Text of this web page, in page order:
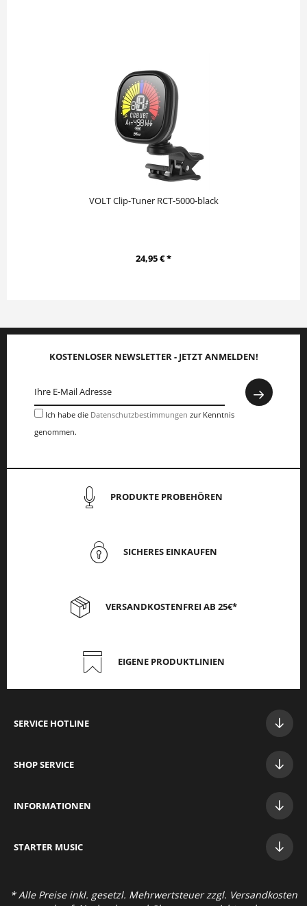
VOLT Clip-Tuner RCT-5000-black
24,95 € *
KOSTENLOSER NEWSLETTER - JETZT ANMELDEN!
Ich habe die Datenschutzbestimmungen zur Kenntnis
genommen.
PRODUKTE PROBEHÖREN
SICHERES EINKAUFEN
VERSANDKOSTENFREI AB 25€*
EIGENE PRODUKTLINIEN
SERVICE HOTLINE
SHOP SERVICE
INFORMATIONEN
STARTER MUSIC
* Alle Preise inkl. gesetzl. Mehrwertsteuer zzgl. Versandkosten